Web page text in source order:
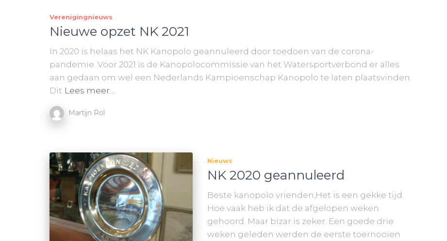
Verenigingnieuws
Nieuwe opzet NK 2021
In 2020 is helaas het NK Kanopolo geannuleerd door toedoen van de corona-
pandemie. Voor 2021 is de Kanopolocommissie van het Watersportverbond er alles
aan gedaan om wel een Nederlands Kampioenschap Kanopolo te laten plaatsvinden.
Dit Lees meer…
Martijn Rol
Nieuws
NK 2020 geannuleerd
Beste kanopolo vrienden,Het is een gekke tijd.
Hoe vaak heb ik dat de afgelopen weken
gehoord. Maar bizar is zeker. Een goede drie
weken geleden werden de eerste toernooien